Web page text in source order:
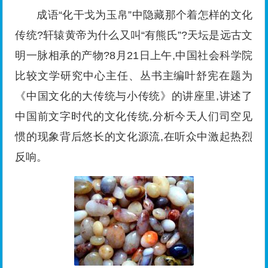
成语“化干戈为玉帛”中隐藏那个着怎样的文化
传统?轩辕黄帝为什么又叫“有熊氏”?天坛是远古文
明一脉相承的产物?8月21日上午,中国社会科学院
比较文学研究中心主任、丛书主编叶舒宪在题为
《中国文化的大传统与小传统》的讲座里,讲述了
中国前文字时代的文化传统,分析今天人们司空见
惯的现象背后悠长的文化源流,在听众中激起热烈
反响。